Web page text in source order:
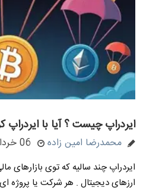
ایردراپ چیست ؟ آیا با ایردراپ
محمدرضا امین زاده 06 خرداد 1404
ایردراپ چند سالیه که توی بازارهای
ارزهای دیجیتال . هر شرکت یا پروژه